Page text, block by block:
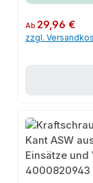
Regulärer Preis:
Ab 29,96 €
zzgl.